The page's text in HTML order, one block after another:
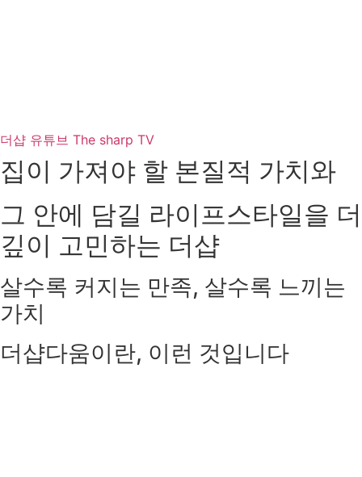
더샵 유튜브 The sharp TV
집이 가져야 할 본질적 가치와
그 안에 담길 라이프스타일을 더
깊이 고민하는 더샵
살수록 커지는 만족, 살수록 느끼는
가치
더샵다움이란, 이런 것입니다